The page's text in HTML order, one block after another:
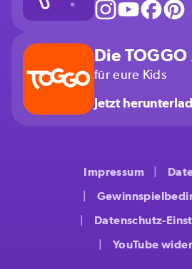
Die
für eure Kids
Jetzt
Impressum
Datenschutz-
YouTube